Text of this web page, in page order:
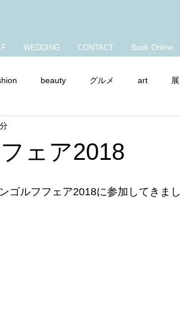
WEDDING CONTACT Book Online
beauty グルメ art
ェア2018
ゴルフフェア2018に参加してきま